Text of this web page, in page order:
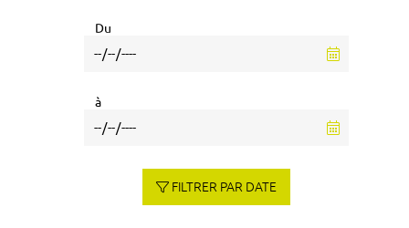
Du
à
FILTRER PAR DATE